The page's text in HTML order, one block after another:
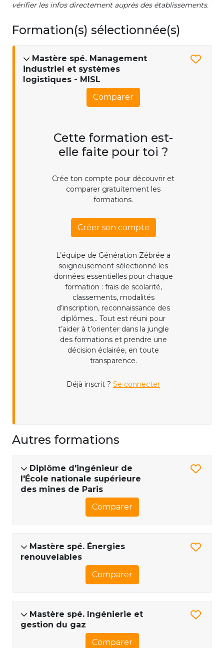
vérifier les infos directement auprès des établissements.
Formation(s) sélectionnée(s)
Mastère spé. Management
industriel et systèmes
logistiques - MISL
Comparer
Cette formation est-
elle faite pour toi ?
Crée ton compte pour découvrir et
comparer gratuitement les
formations.
Créer son compte
L’équipe de Génération Zébrée a
soigneusement sélectionné les
données essentielles pour chaque
formation : frais de scolarité,
classements, modalités
d’inscription, reconnaissance des
diplômes... Tout est réuni pour
t’aider à t’orienter dans la jungle
des formations et prendre une
décision éclairée, en toute
transparence.
Déjà inscrit ? Se connecter
Autres formations
Diplôme d'ingénieur de
l'École nationale supérieure
des mines de Paris
Comparer
Mastère spé. Énergies
renouvelables
Comparer
Mastère spé. Ingénierie et
gestion du gaz
Comparer